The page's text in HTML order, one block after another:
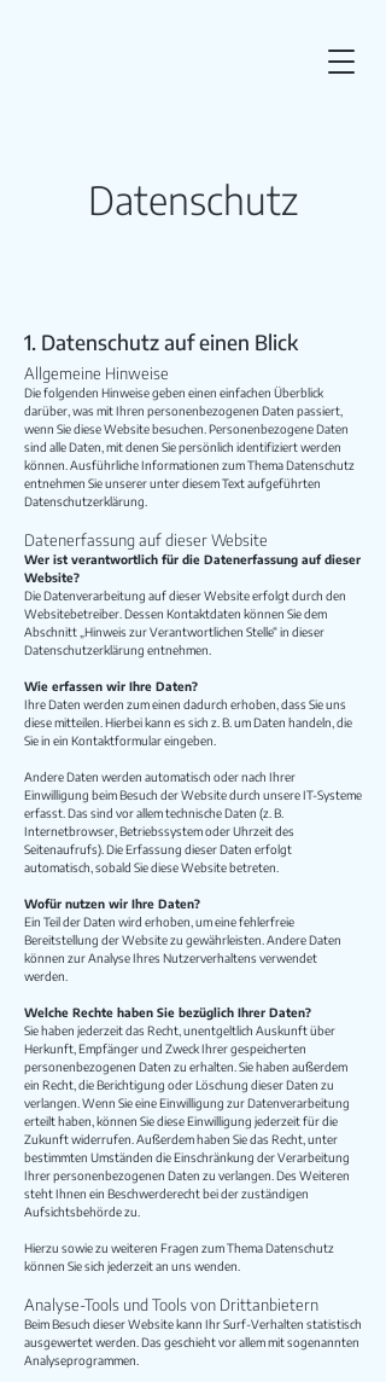
Datenschutz
1. Datenschutz auf einen Blick
Allgemeine Hinweise
Die folgenden Hinweise geben einen einfachen Überblick
darüber, was mit Ihren personenbezogenen Daten passiert,
wenn Sie diese Website besuchen. Personenbezogene Daten
sind alle Daten, mit denen Sie persönlich identifiziert werden
können. Ausführliche Informationen zum Thema Datenschutz
entnehmen Sie unserer unter diesem Text aufgeführten
Datenschutzerklärung.
Datenerfassung auf dieser Website
Wer ist verantwortlich für die Datenerfassung auf dieser
Website?
Die Datenverarbeitung auf dieser Website erfolgt durch den
Websitebetreiber. Dessen Kontaktdaten können Sie dem
Abschnitt „Hinweis zur Verantwortlichen Stelle“ in dieser
Datenschutzerklärung entnehmen.
Wie erfassen wir Ihre Daten?
Ihre Daten werden zum einen dadurch erhoben, dass Sie uns
diese mitteilen. Hierbei kann es sich z. B. um Daten handeln, die
Sie in ein Kontaktformular eingeben.
Andere Daten werden automatisch oder nach Ihrer
Einwilligung beim Besuch der Website durch unsere IT-Systeme
erfasst. Das sind vor allem technische Daten (z. B.
Internetbrowser, Betriebssystem oder Uhrzeit des
Seitenaufrufs). Die Erfassung dieser Daten erfolgt
automatisch, sobald Sie diese Website betreten.
Wofür nutzen wir Ihre Daten?
Ein Teil der Daten wird erhoben, um eine fehlerfreie
Bereitstellung der Website zu gewährleisten. Andere Daten
können zur Analyse Ihres Nutzerverhaltens verwendet
werden.
Welche Rechte haben Sie bezüglich Ihrer Daten?
Sie haben jederzeit das Recht, unentgeltlich Auskunft über
Herkunft, Empfänger und Zweck Ihrer gespeicherten
personenbezogenen Daten zu erhalten. Sie haben außerdem
ein Recht, die Berichtigung oder Löschung dieser Daten zu
verlangen. Wenn Sie eine Einwilligung zur Datenverarbeitung
erteilt haben, können Sie diese Einwilligung jederzeit für die
Zukunft widerrufen. Außerdem haben Sie das Recht, unter
bestimmten Umständen die Einschränkung der Verarbeitung
Ihrer personenbezogenen Daten zu verlangen. Des Weiteren
steht Ihnen ein Beschwerderecht bei der zuständigen
Aufsichtsbehörde zu.
Hierzu sowie zu weiteren Fragen zum Thema Datenschutz
können Sie sich jederzeit an uns wenden.
Analyse-Tools und Tools von Drittanbietern
Beim Besuch dieser Website kann Ihr Surf-Verhalten statistisch
ausgewertet werden. Das geschieht vor allem mit sogenannten
Analyseprogrammen.